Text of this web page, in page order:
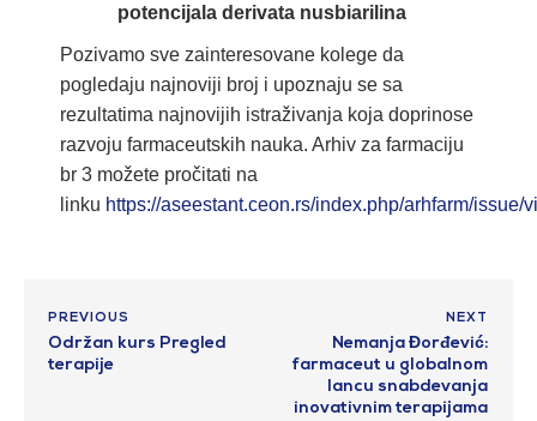
potencijala derivata nusbiarilina
Pozivamo sve zainteresovane kolege da
pogledaju najnoviji broj i upoznaju se sa
rezultatima najnovijih istraživanja koja doprinose
razvoju farmaceutskih nauka. Arhiv za farmaciju
br 3 možete pročitati na
linku https://aseestant.ceon.rs/index.php/arhfarm/issue/
PREVIOUS
Održan kurs Pregled
terapije
NEXT
Nemanja Đorđević:
farmaceut u globalnom
lancu snabdevanja
inovativnim terapijama